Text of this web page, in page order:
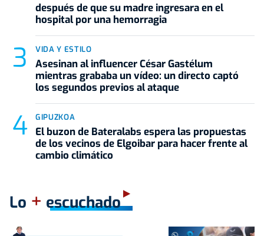
después de que su madre ingresara en el
hospital por una hemorragia
VIDA Y ESTILO
Asesinan al influencer César Gastélum
mientras grababa un vídeo: un directo captó
los segundos previos al ataque
GIPUZKOA
El buzon de Bateralabs espera las propuestas
de los vecinos de Elgoibar para hacer frente al
cambio climático
Lo + escuchado